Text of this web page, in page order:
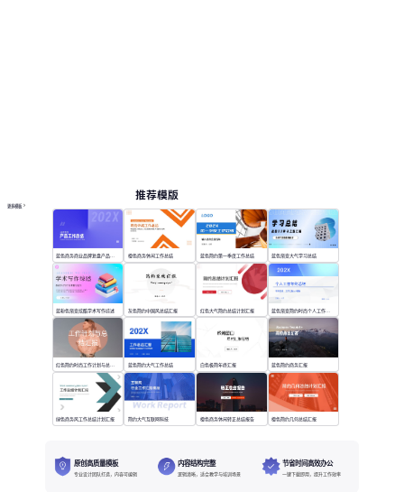
推荐模版
更多模板
蓝色商务商业品牌复盘产品工作总结 橙色商务休闲工作总结 蓝色简约第一季度工作总结 蓝色渐变大气学习总结
蓝粉色渐变炫酷学术写作综述 灰色简约中国风总结汇报 红色大气简约总结计划汇报
蓝色简约大气工作总结 白色极简年终汇报 蓝色简约商务汇报
绿色商务风工作总结计划汇报 简约大气互联网科技 橙色商务休闲转正总结报告 橙色简约几何总结汇报
原创高质量模板
专业设计团队打造，内容可编辑
内容结构完整
逻辑清晰，适合教学与培训场景
节省时间高效办公
一键下载即用，提升工作效率